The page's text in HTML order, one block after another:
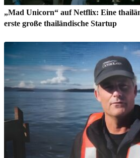
„Mad Unicorn“ auf Netflix: Eine
erste große thailändische Startup